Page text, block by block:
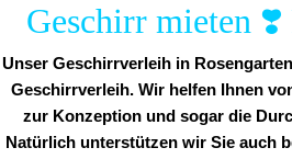
Geschirr mieten ❣️
Unser Geschirrverleih in
Geschirrverleih. Wir helfen Ihnen
zur Konzeption und sogar die
Natürlich unterstützen wir Sie auch